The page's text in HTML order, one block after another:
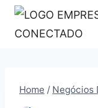
Pular
para
Home / Negócios